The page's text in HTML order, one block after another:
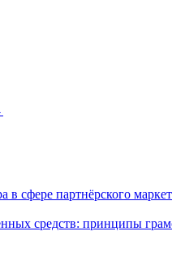
в сфере партнёрского
средств: принципы